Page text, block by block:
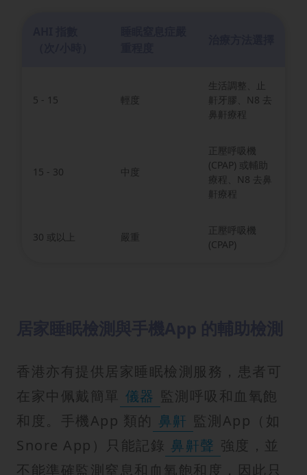
5 - 15 輕度
生活調整、止
鼾牙膠、N8 去
鼻鼾療程
15 - 30 中度
正壓呼吸機
(CPAP) 或輔助
療程、N8 去鼻
鼾療程
30 或以上 嚴重
正壓呼吸機
(CPAP)
香港亦有提供居家睡眠檢測服務，患者可
在家中佩戴簡單 儀器 監測呼吸和血氧飽
和度。手機App 類的 鼻鼾 監測App（如
Snore App）只能記錄 鼻鼾聲 強度，並
不能準確監測窒息和血氧飽和度，因此只